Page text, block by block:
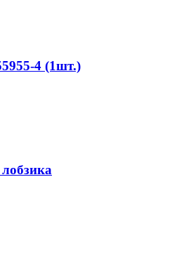
4 (1шт.)